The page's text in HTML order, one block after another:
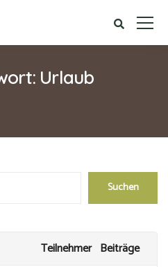
Urlaub
Teilnehmer Beiträge